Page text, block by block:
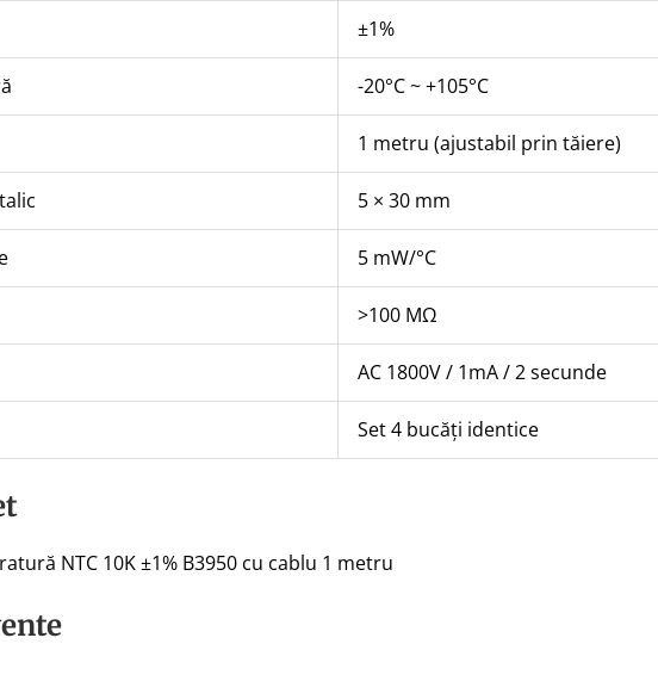
±1%
-20°C ~ +105°C
1 metru (ajustabil prin tăiere)
5 × 30 mm
5 mW/°C
>100 MΩ
AC 1800V / 1mA / 2 secunde
Set 4 bucăți identice
NTC 10K ±1% B3950 cu cablu 1 metru